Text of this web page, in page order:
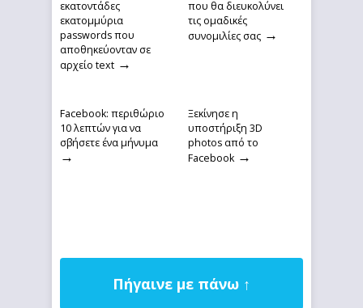
εκατοντάδες
εκατομμύρια
passwords που
αποθηκεύονταν σε
αρχείο text →
που θα διευκολύνει
τις ομαδικές
συνομιλίες σας →
Facebook: περιθώριο
10 λεπτών για να
σβήσετε ένα μήνυμα
→
Ξεκίνησε η
υποστήριξη 3D
photos από το
Facebook →
Πήγαινε με πάνω ↑